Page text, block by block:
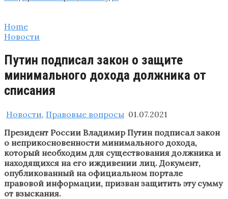
Home
Новости
Путин подписал закон о защите
минимального дохода должника от
списания
Новости, Правовые вопросы 01.07.2021
Президент России Владимир Путин подписал закон
о неприкосновенности минимального дохода,
который необходим для существования должника и
находящихся на его иждивении лиц. Документ,
опубликованный на официальном портале
правовой информации, призван защитить эту сумму
от взыскания.